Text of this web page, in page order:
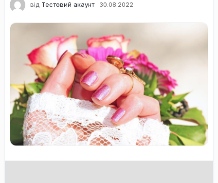
від Тестовий акаунт 30.08.2022